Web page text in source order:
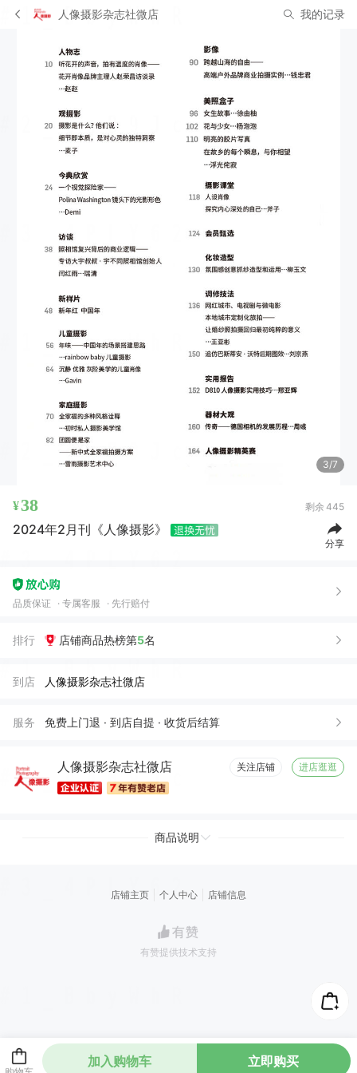
人像摄影杂志社微店 我的记录
有 1 人正在浏览此商品
3/7
¥38 剩余 445
2024年2月刊《人像摄影》
分享
品质保证 专属客服 先行赔付
排行 店铺商品热榜第5名
到店 人像摄影杂志社微店
服务 免费上门退 · 到店自提 · 收货后结算
人像摄影杂志社微店 关注店铺 进店逛逛
商品说明
加入购物车 立即购买
店铺主页 个人中心 店铺信息
有赞提供技术支持